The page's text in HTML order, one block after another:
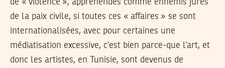
de « violence », appréhendés comme ennemis jurés
de la paix civile, si toutes ces « affaires » se sont
internationalisées, avec pour certaines une
médiatisation excessive, c’est bien parce-que l’art, et
donc les artistes, en Tunisie, sont devenus de